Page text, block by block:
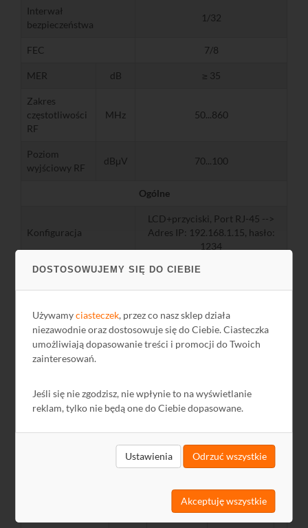
DOSTOSOWUJEMY SIĘ DO CIEBIE
Używamyciasteczek, przez co nasz sklep działa
niezawodnie oraz dostosowuje się do Ciebie. Ciasteczka
umożliwiają dopasowanie treści i promocji do Twoich
zainteresowań.
Jeśli się nie zgodzisz, nie wpłynie to na wyświetlanie
reklam, tylko nie będą one do Ciebie dopasowane.
Ustawienia Odrzuć wszystkie
Akceptuję wszystkie
Interwał
bezpieczeństwa
1/32
FEC 7/8
MER dB ≥ 35
Zakres
częstotliwości
RF
MHz 50...860
Poziom
wyjściowy RF
dBμV 70...100
Ogólne
Konfiguracja
LCD+przyciski, Port RJ-45 -->
Adres IP: 192.168.1.15, hasło:
1234
Pobór mocy W
Temperatura
pracy
ºC 0...+45
Masa
838,07 KB 2019-09-27